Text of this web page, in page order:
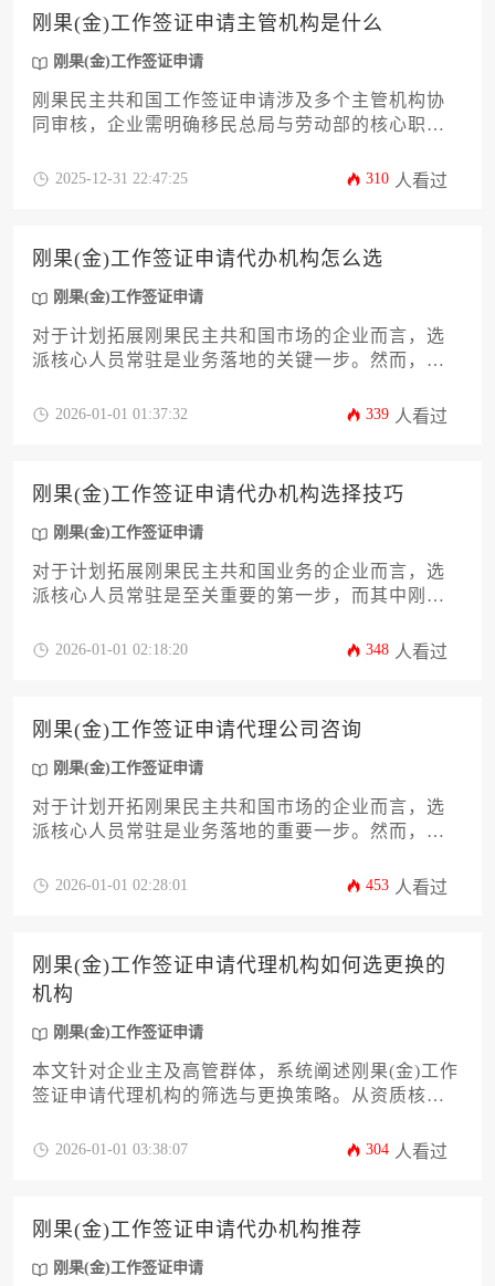
套科学的评估框架，帮助其根据自身业务规模、时
效要求与预算，筛选出最匹配的服务伙伴，确保海
外团队派遣工作高效合规。
刚果(金)工作签证申请主管机构是什么
刚果(金)工作签证申请
刚果民主共和国工作签证申请涉及多个主管机构协
同审核，企业需明确移民总局与劳动部的核心职
程，详解企业材料准备要点、常见驳回原因及合规
规风险。
2025-12-31 22:47:25 310 人看过
刚果(金)工作签证申请代办机构怎么选
刚果(金)工作签证申请
对于计划拓展刚果民主共和国市场的企业而言，选
派核心人员常驻是业务落地的关键一步。然而，刚
往往耗时耗力且风险较高。选择合适的代办机构，
从机构资质、行业经验、本地资源到服务透明度与
应急能力，为您提供一套系统、实用且具备专业深
度的评估框架，助力企业高效、合规地完成人员派
2026-01-01 01:37:32 339 人看过
刚果(金)工作签证申请代办机构选择技巧
刚果(金)工作签证申请
对于计划拓展刚果民主共和国业务的企业而言，选
派核心人员常驻是至关重要的第一步，而其中刚果
能否如期启动。本文将深入剖析如何从专业性、合
实用的评估框架与决策指南，助力企业规避风险，
高效完成人员派驻任务。
2026-01-01 02:18:20 348 人看过
刚果(金)工作签证申请代理公司咨询
刚果(金)工作签证申请
对于计划开拓刚果民主共和国市场的企业而言，选
派核心人员常驻是业务落地的重要一步。然而，自
工部门、移民局等多机构，文件要求严谨且政策时
工合法合规地快速到位。本文将深入剖析选择代理
公司的核心考量要素、服务价值与协作流程，为企
业决策提供全面参考。
2026-01-01 02:28:01 453 人看过
刚果(金)工作签证申请代理机构如何选更换的
机构
刚果(金)工作签证申请
本文针对企业主及高管群体，系统阐述刚果(金)工作
签证申请代理机构的筛选与更换策略。从资质核
析，提供实操性解决方案，助力企业高效完成海外
2026-01-01 03:38:07 304 人看过
刚果(金)工作签证申请代办机构推荐
刚果(金)工作签证申请